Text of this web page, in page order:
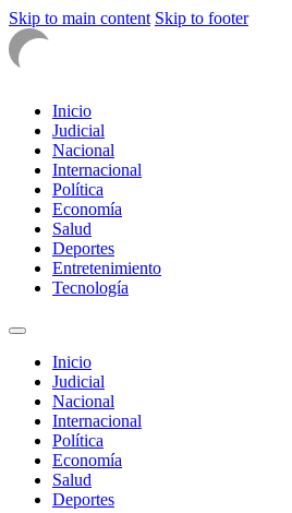
Skip to main content Skip to footer
Inicio
Judicial
Nacional
Internacional
Política
Economía
Salud
Deportes
Entretenimiento
Tecnología
Inicio
Judicial
Nacional
Internacional
Política
Economía
Salud
Deportes